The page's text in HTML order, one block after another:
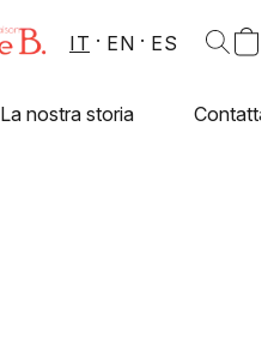
IT EN ES
La nostra storia